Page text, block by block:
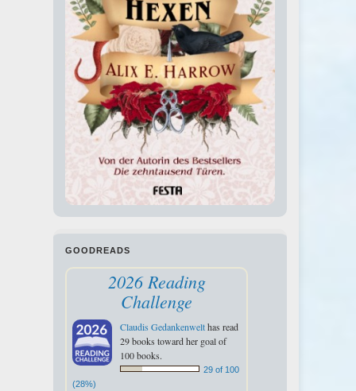
GOODREADS
2026 Reading
Challenge
Claudis Gedankenwelthas read
29 books toward her goal of
100 books.
29 of 100
(28%)